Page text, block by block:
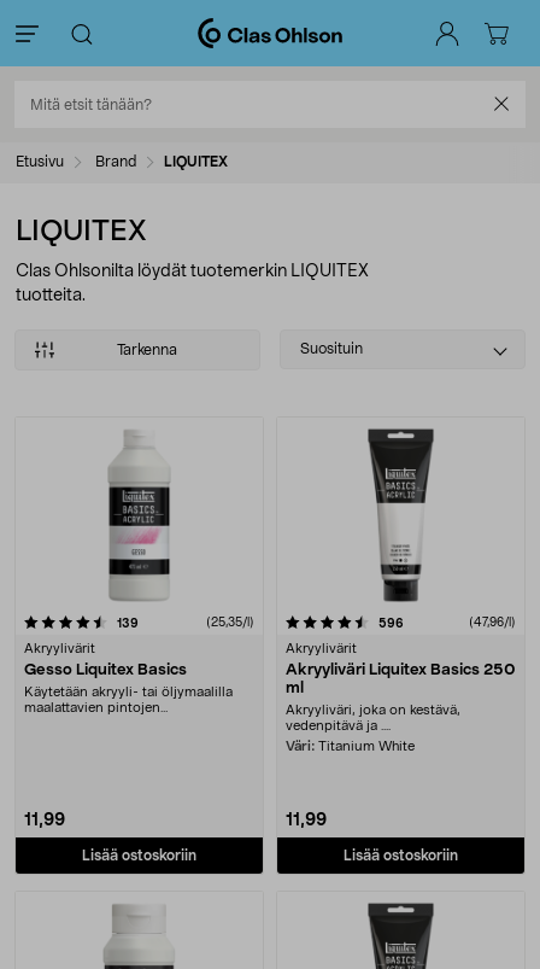
Etusivu Brand LIQUITEX
LIQUITEX
Clas Ohlsonilta löydät tuotemerkin LIQUITEX
tuotteita.
Tarkenna
Select
Suosituin
Tuotteet
139 (25,35/l)
Akryylivärit
Gesso Liquitex Basics
Käytetään akryyli- tai öljymaalilla
maalattavien pintojen
11,99
Lisää ostoskoriin
4.5 viidestä tähdestä 596 (47,96/l)
Akryylivärit
Akryyliväri Liquitex Basics 250
ml
Akryyliväri, joka on kestävä,
vedenpitävä ja ....
Väri: Titanium White
11,99
Lisää ostoskoriin